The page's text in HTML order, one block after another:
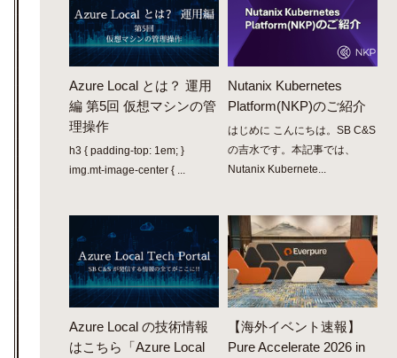
Azure Local とは？ 運用
編 第5回 仮想マシンの管
理操作
h3 { padding-top: 1em; }
img.mt-image-center { ...
Nutanix Kubernetes
Platform(NKP)のご紹介
はじめに こんにちは。SB C&S
の吉水です。本記事では、
Nutanix Kubernete...
Azure Local の技術情報
はこちら「Azure Local
【海外イベント速報】
Pure Accelerate 2026 in